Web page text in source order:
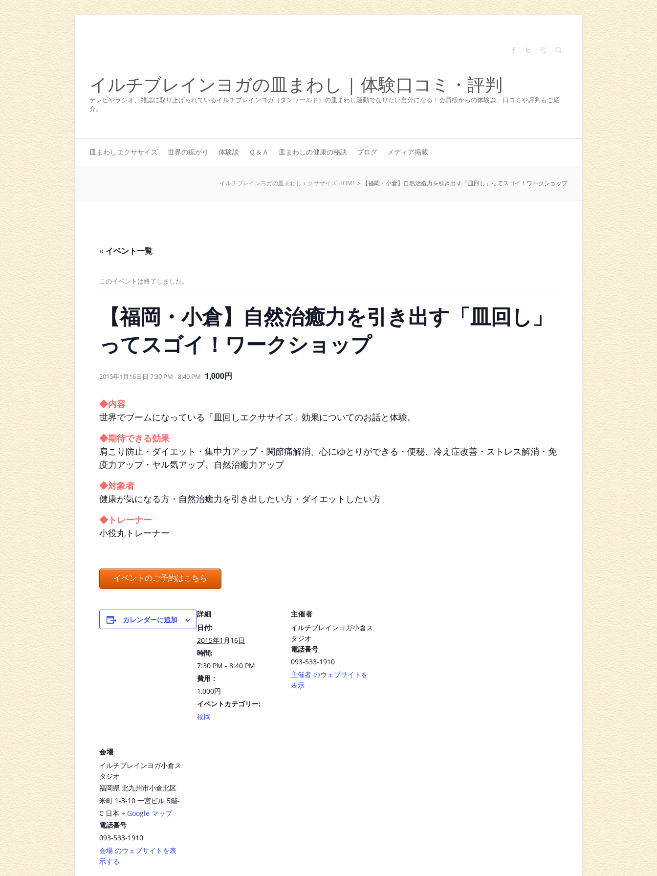
Search
イルチブレインヨガの皿まわし | 体験口コミ・評判
テレビやラジオ、雑誌に取り上げられているイルチブレインヨガ（ダンワールド）の皿まわし運動でなりたい自分になる！会員様からの体験談、口コミや評判もご紹
介。
皿まわしエクササイズ 世界の拡がり 体験談 Ｑ＆Ａ 皿まわしの健康の秘訣 ブログ メディア掲載
イルチブレインヨガの皿まわしエクササイズ HOME > 【福岡・小倉】自然治癒力を引き出す「皿回し」ってスゴイ！ワークショップ
« イベント一覧
このイベントは終了しました。
【福岡・小倉】自然治癒力を引き出す「皿回し」
ってスゴイ！ワークショップ
2015年1月16日日 7:30 PM -8:40 PM 1,000円
◆内容
世界でブームになっている「皿回しエクササイズ」効果についてのお話と体験。
◆期待できる効果
肩こり防止・ダイエット・集中力アップ・関節痛解消、心にゆとりができる・便秘、冷え症改善・ストレス解消・免
疫力アップ・ヤル気アップ、自然治癒力アップ
◆対象者
健康が気になる方・自然治癒力を引き出したい方・ダイエットしたい方
◆トレーナー
小役丸トレーナー
イベントのご予約はこちら
カレンダーに追加
詳細
日付:
2015年1月16日
時間:
7:30 PM - 8:40 PM
費用：
1,000円
イベントカテゴリー:
福岡
主催者
イルチブレインヨガ小倉ス
タジオ
電話番号
093-533-1910
主催者 のウェブサイトを
表示
会場
イルチブレインヨガ小倉ス
タジオ
福岡県 北九州市小倉北区
米町 1-3-10 一宮ビル 5階-
C 日本 + Google マップ
電話番号
093-533-1910
会場 のウェブサイトを表
示する